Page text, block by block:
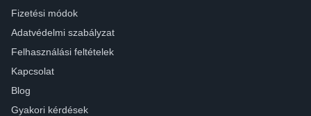
Fizetési módok
Adatvédelmi szabályzat
Felhasználási feltételek
Kapcsolat
Blog
Gyakori kérdések